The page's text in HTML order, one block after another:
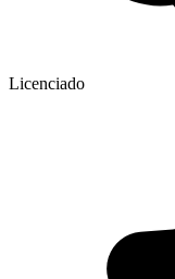
Licenciado